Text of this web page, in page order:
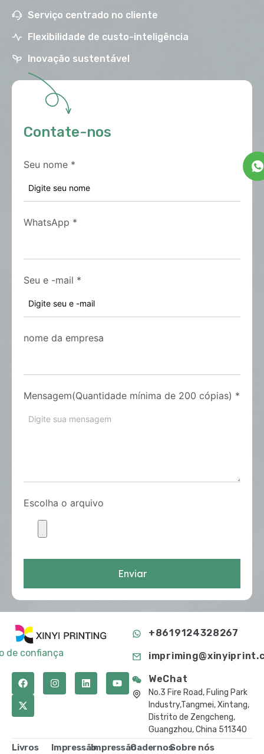
Serviço centrado no cliente
Flexibilidade de custo-inteligência
Inovação sustentável
Contate-nos
Seu nome *
WhatsApp *
Seu e -mail *
nome da empresa
Mensagem(Quantidade mínima de 200 cópias) *
Escolha o arquivo
Enviar
de confiança
+8619124328267
WeChat
No.3 Fire Road, Fuling Park
Industry,Tangmei, Xintang,
Distrito de Zengcheng,
Guangzhou, China 511340
Livros
ImpressãoImpressãoCadernosSobre nós